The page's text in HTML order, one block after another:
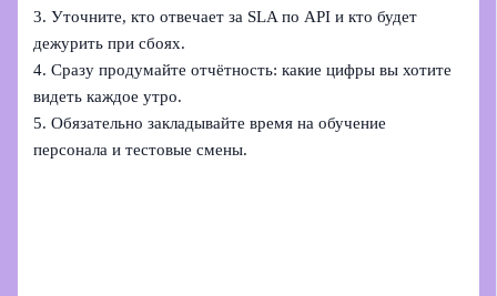
3. Уточните, кто отвечает за SLA по API и кто будет
дежурить при сбоях.
4. Сразу продумайте отчётность: какие цифры вы хотите
видеть каждое утро.
5. Обязательно закладывайте время на обучение
персонала и тестовые смены.